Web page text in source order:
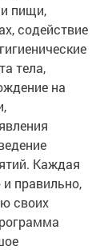
пищи,
содействие
тела,
на
Каждая
правильно,
своих